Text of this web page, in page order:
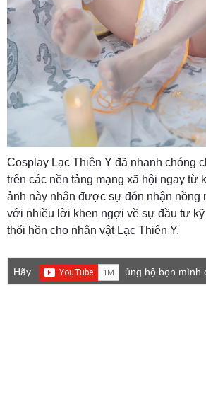
Cosplay Lạc Thiên Y đã nhanh chóng
trên các nền tảng mạng xã hội ngay từ
ảnh này nhận được sự đón nhận nồng
với nhiều lời khen ngợi về sự đầu tư
thổi hồn cho nhân vật Lạc Thiên Y.
Hãy
ủng hộ bọn mình